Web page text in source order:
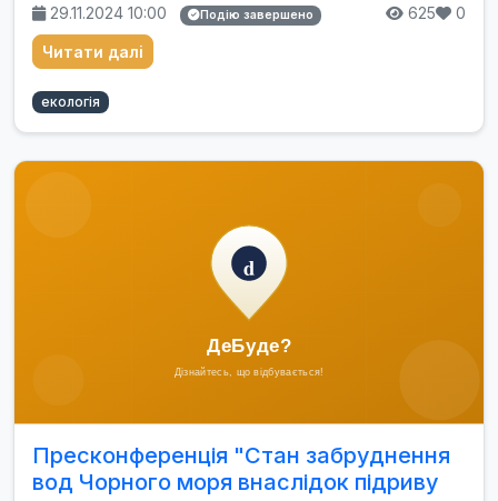
29.11.2024 10:00 Подію завершено 625 0
Читати далі
екологія
Пресконференція "Стан забруднення
вод Чорного моря внаслідок підриву